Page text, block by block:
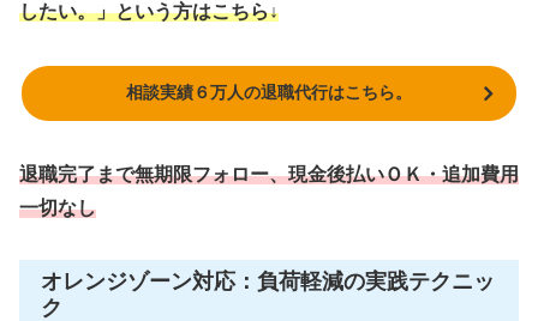
したい。」という方はこちら↓
相談実績６万人の退職代行はこちら。
退職完了まで無期限フォロー、現金後払いＯＫ・追加費用
一切なし
オレンジゾーン対応：負荷軽減の実践テクニッ
ク